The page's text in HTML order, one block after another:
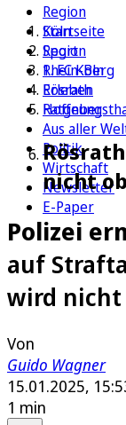
Region
Köln
Sport
1. FC Köln
Erleben
Ratgeber
Aus aller
Politik
Wirtschaft
Newsletter
E-Paper
Startseite
Region
Rhein-Berg
Rösrath
nicht
Polizei
auf
wird
Von
Guido Wagner
15.01.2025,
1 min